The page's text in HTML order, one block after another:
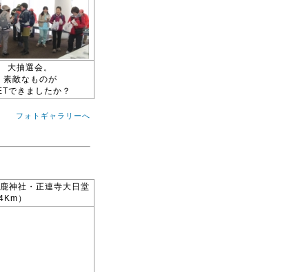
大抽選会。
素敵なものが
できましたか？
フォトギャラリーへ
神社・正連寺大日堂
）